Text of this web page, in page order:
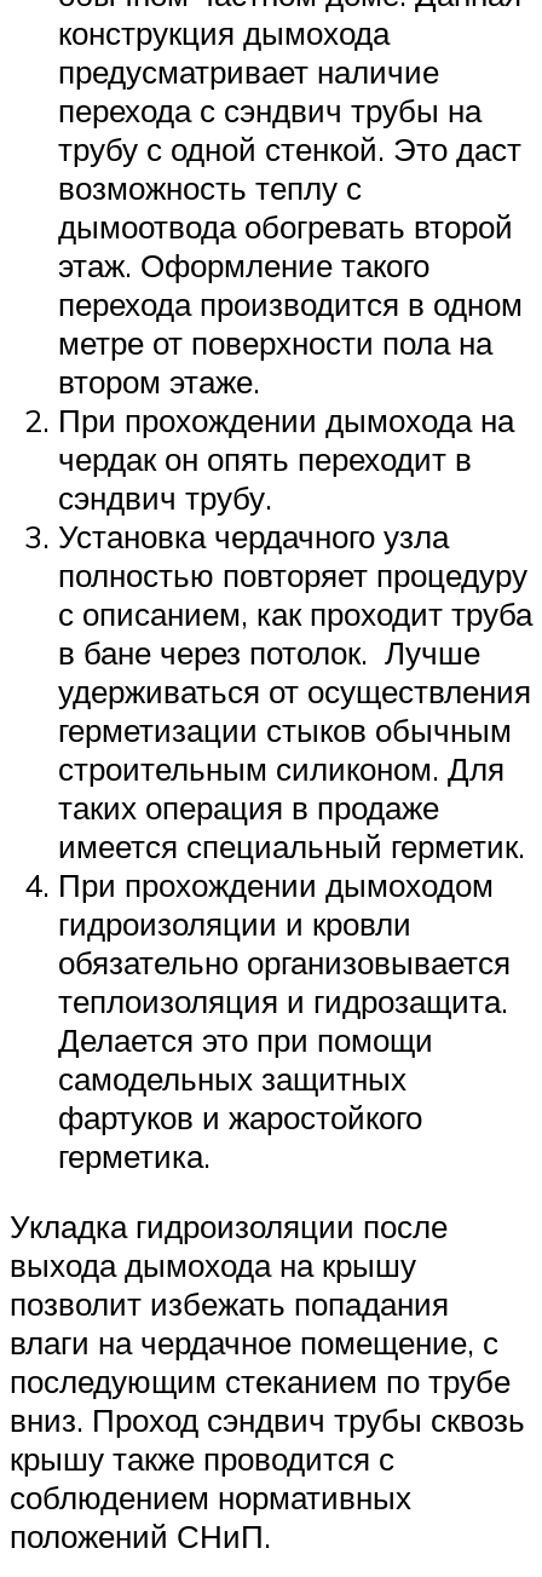
конструкция дымохода
предусматривает наличие
перехода с сэндвич трубы на
трубу с одной стенкой. Это даст
возможность теплу с
дымоотвода обогревать второй
этаж. Оформление такого
перехода производится в одном
метре от поверхности пола на
втором этаже.
При прохождении дымохода на
чердак он опять переходит в
сэндвич трубу.
Установка чердачного узла
полностью повторяет процедуру
с описанием, как проходит труба
в бане через потолок. Лучше
удерживаться от осуществления
герметизации стыков обычным
строительным силиконом. Для
таких операция в продаже
имеется специальный герметик.
При прохождении дымоходом
гидроизоляции и кровли
обязательно организовывается
теплоизоляция и гидрозащита.
Делается это при помощи
самодельных защитных
фартуков и жаростойкого
герметика.
Укладка гидроизоляции после
выхода дымохода на крышу
позволит избежать попадания
влаги на чердачное помещение, с
последующим стеканием по трубе
вниз. Проход сэндвич трубы сквозь
крышу также проводится с
соблюдением нормативных
положений СНиП.